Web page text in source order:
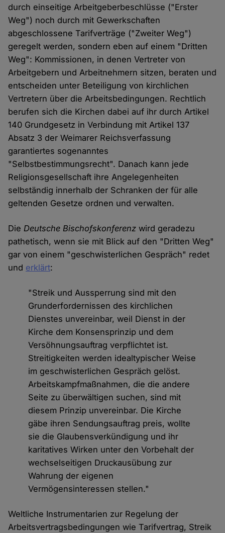
durch einseitige Arbeitgeberbeschlüsse ("Erster
Weg") noch durch mit Gewerkschaften
abgeschlossene Tarifverträge ("Zweiter Weg")
geregelt werden, sondern eben auf einem "Dritten
Weg": Kommissionen, in denen Vertreter von
Arbeitgebern und Arbeitnehmern sitzen, beraten und
entscheiden unter Beteiligung von kirchlichen
Vertretern über die Arbeitsbedingungen. Rechtlich
berufen sich die Kirchen dabei auf ihr durch Artikel
140 Grundgesetz in Verbindung mit Artikel 137
Absatz 3 der Weimarer Reichsverfassung
garantiertes sogenanntes
"Selbstbestimmungsrecht". Danach kann jede
Religionsgesellschaft ihre Angelegenheiten
selbständig innerhalb der Schranken der für alle
geltenden Gesetze ordnen und verwalten.
Die Deutsche Bischofskonferenz wird geradezu
pathetisch, wenn sie mit Blick auf den "Dritten Weg"
gar von einem "geschwisterlichen Gespräch" redet
und erklärt:
"Streik und Aussperrung sind mit den
Grunderfordernissen des kirchlichen
Dienstes unvereinbar, weil Dienst in der
Kirche dem Konsensprinzip und dem
Versöhnungsauftrag verpflichtet ist.
Streitigkeiten werden idealtypischer Weise
im geschwisterlichen Gespräch gelöst.
Arbeitskampfmaßnahmen, die die andere
Seite zu überwältigen suchen, sind mit
diesem Prinzip unvereinbar. Die Kirche
gäbe ihren Sendungsauftrag preis, wollte
sie die Glaubensverkündigung und ihr
karitatives Wirken unter den Vorbehalt der
wechselseitigen Druckausübung zur
Wahrung der eigenen
Vermögensinteressen stellen."
Weltliche Instrumentarien zur Regelung der
Arbeitsvertragsbedingungen wie Tarifvertrag, Streik